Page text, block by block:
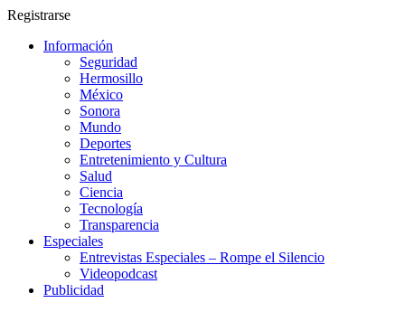
Registrarse
Información
Seguridad
Hermosillo
México
Sonora
Mundo
Deportes
Entretenimiento y Cultura
Salud
Ciencia
Tecnología
Transparencia
Especiales
Entrevistas Especiales – Rompe el Silencio
Videopodcast
Publicidad